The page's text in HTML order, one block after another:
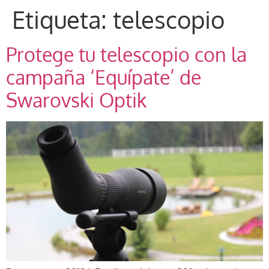
Etiqueta: telescopio
Protege tu telescopio con la
campaña ‘Equípate’ de
Swarovski Optik